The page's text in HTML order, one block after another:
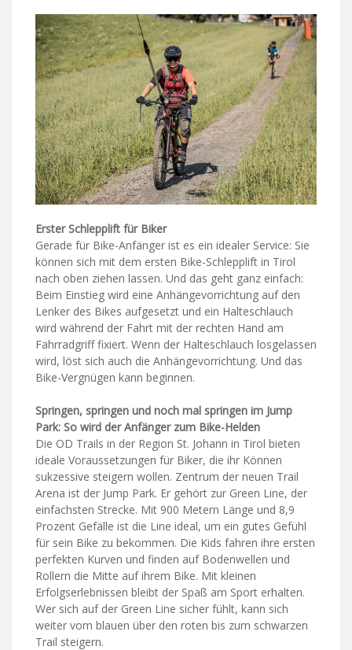
Erster Schlepplift für Biker
Gerade für Bike-Anfänger ist es ein idealer Service: Sie
können sich mit dem ersten Bike-Schlepplift in Tirol
nach oben ziehen lassen. Und das geht ganz einfach:
Beim Einstieg wird eine Anhängevorrichtung auf den
Lenker des Bikes aufgesetzt und ein Halteschlauch
wird während der Fahrt mit der rechten Hand am
Fahrradgriff fixiert. Wenn der Halteschlauch losgelassen
wird, löst sich auch die Anhängevorrichtung. Und das
Bike-Vergnügen kann beginnen.
Springen, springen und noch mal springen im Jump
Park: So wird der Anfänger zum Bike-Helden
Die OD Trails in der Region St. Johann in Tirol bieten
ideale Voraussetzungen für Biker, die ihr Können
sukzessive steigern wollen. Zentrum der neuen Trail
Arena ist der Jump Park. Er gehört zur Green Line, der
einfachsten Strecke. Mit 900 Metern Länge und 8,9
Prozent Gefälle ist die Line ideal, um ein gutes Gefühl
für sein Bike zu bekommen. Die Kids fahren ihre ersten
perfekten Kurven und finden auf Bodenwellen und
Rollern die Mitte auf ihrem Bike. Mit kleinen
Erfolgserlebnissen bleibt der Spaß am Sport erhalten.
Wer sich auf der Green Line sicher fühlt, kann sich
weiter vom blauen über den roten bis zum schwarzen
Trail steigern.